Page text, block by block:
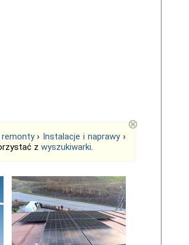
› Instalacje i naprawy›
z wyszukiwarki.
⊗